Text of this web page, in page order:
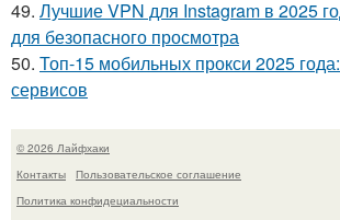
49. Лучшие VPN для Instagram в 2025
для безопасного просмотра
50. Топ-15 мобильных прокси 2025
сервисов
© 2026 Лайфхаки
Контакты
Пользовательское соглашение
Политика конфидециальности